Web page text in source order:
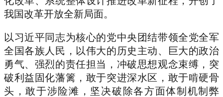
我国改革开放全新局面。
以习近平同志为核心的党中央团结带领全党全军
全国各族人民，以伟大的历史主动、巨大的政治
勇气、强烈的责任担当，冲破思想观念束缚，突
破利益固化藩篱，敢于突进深水区，敢于啃硬骨
头，敢于涉险滩，坚决破除各方面体制机制弊